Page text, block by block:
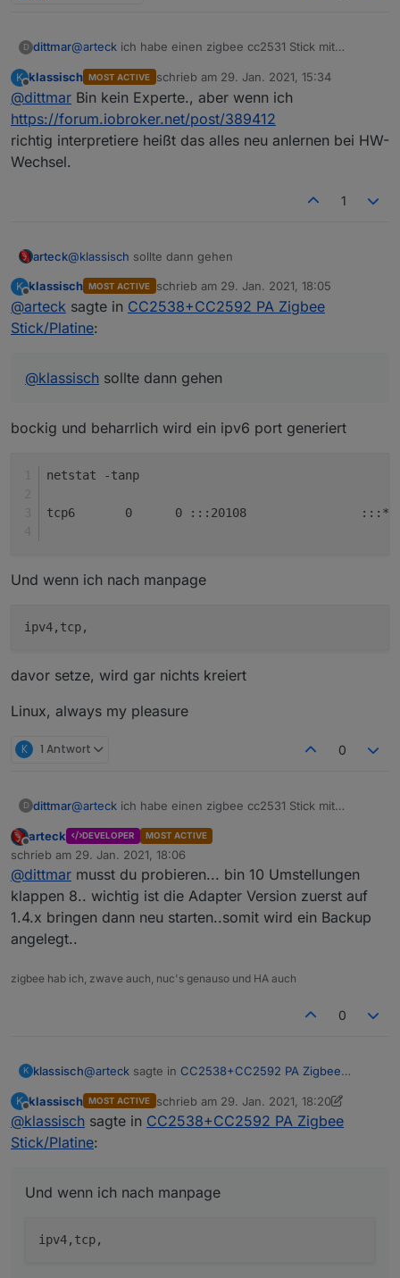
D dittmar@arteck ich habe einen zigbee cc2531 Stick mit
docker auf synology.
ttyASCM0 ist durchgereicht und läuft gut.
Kann ich den neuen Stick hier einfach gegen den alten
ersetzen?
K
Offline
klassisch MOST ACTIVE schrieb am 29. Jan. 2021, 15:34
zuletzt editiert von
@dittmar Bin kein Experte., aber wenn ich
https://forum.iobroker.net/post/389412
richtig interpretiere heißt das alles neu anlernen bei HW-
Wechsel.
1
arteck@klassisch sollte dann gehen
K
Offline
klassisch MOST ACTIVE schrieb am 29. Jan. 2021, 18:05
zuletzt editiert von
@arteck sagte in CC2538+CC2592 PA Zigbee
Stick/Platine:
@klassisch sollte dann gehen
bockig und beharrlich wird ein ipv6 port generiert
netstat -tanp
tcp6       0      0 :::20108                :::*
Und wenn ich nach manpage
davor setze, wird gar nichts kreiert
Linux, always my pleasure
K 1 Antwort 0
D dittmar@arteck ich habe einen zigbee cc2531 Stick mit
docker auf synology.
ttyASCM0 ist durchgereicht und läuft gut.
Kann ich den neuen Stick hier einfach gegen den alten
ersetzen?
Offline
arteck DEVELOPER MOST ACTIVE
schrieb am 29. Jan. 2021, 18:06
zuletzt editiert von
@dittmar musst du probieren... bin 10 Umstellungen
klappen 8.. wichtig ist die Adapter Version zuerst auf
1.4.x bringen dann neu starten..somit wird ein Backup
angelegt..
zigbee hab ich, zwave auch, nuc's genauso und HA auch
0
K klassisch@arteck sagte in CC2538+CC2592 PA Zigbee
@klassischsollte dann gehen
netstat -tanp
K
Offline
klassisch MOST ACTIVE schrieb am 29. Jan. 2021, 18:20
zuletzt editiert von klassisch
@klassisch sagte in CC2538+CC2592 PA Zigbee
Stick/Platine:
Und wenn ich nach manpage